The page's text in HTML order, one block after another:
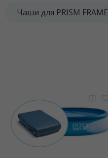
Чаши для PRISM FRAME